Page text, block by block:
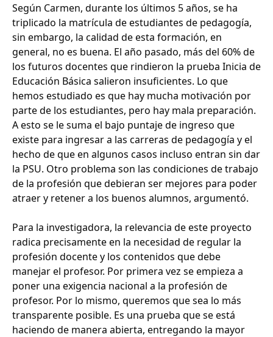
Según Carmen, durante los últimos 5 años, se ha
triplicado la matrícula de estudiantes de pedagogía,
sin embargo, la calidad de esta formación, en
general, no es buena. El año pasado, más del 60% de
los futuros docentes que rindieron la prueba Inicia de
Educación Básica salieron insuficientes. Lo que
hemos estudiado es que hay mucha motivación por
parte de los estudiantes, pero hay mala preparación.
A esto se le suma el bajo puntaje de ingreso que
existe para ingresar a las carreras de pedagogía y el
hecho de que en algunos casos incluso entran sin dar
la PSU. Otro problema son las condiciones de trabajo
de la profesión que debieran ser mejores para poder
atraer y retener a los buenos alumnos, argumentó.
Para la investigadora, la relevancia de este proyecto
radica precisamente en la necesidad de regular la
profesión docente y los contenidos que debe
manejar el profesor. Por primera vez se empieza a
poner una exigencia nacional a la profesión de
profesor. Por lo mismo, queremos que sea lo más
transparente posible. Es una prueba que se está
haciendo de manera abierta, entregando la mayor